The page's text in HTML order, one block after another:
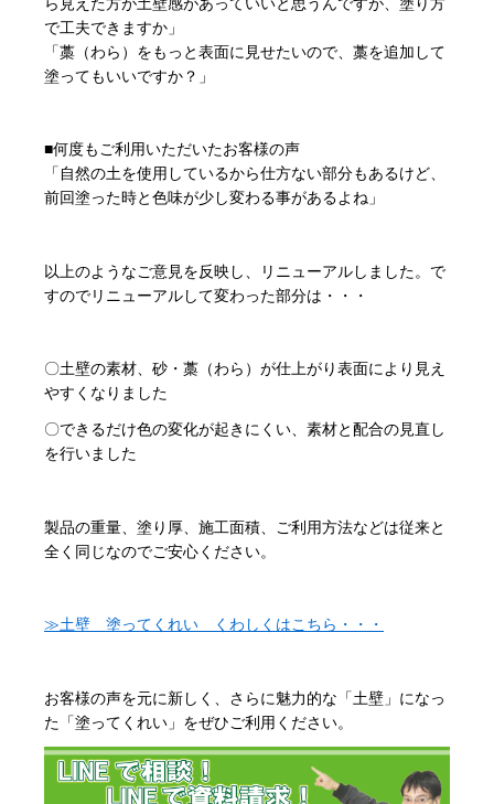
で工夫できますか」
「藁（わら）をもっと表面に見せたいので、藁を追加して
塗ってもいいですか？」
■何度もご利用いただいたお客様の声
「自然の土を使用しているから仕方ない部分もあるけど、
前回塗った時と色味が少し変わる事があるよね」
以上のようなご意見を反映し、リニューアルしました。で
すのでリニューアルして変わった部分は・・・
〇土壁の素材、砂・藁（わら）が仕上がり表面により見え
やすくなりました
〇できるだけ色の変化が起きにくい、素材と配合の見直し
を行いました
製品の重量、塗り厚、施工面積、ご利用方法などは従来と
全く同じなのでご安心ください。
≫土壁 塗ってくれい くわしくはこちら・・・
お客様の声を元に新しく、さらに魅力的な「土壁」になっ
た「塗ってくれい」をぜひご利用ください。